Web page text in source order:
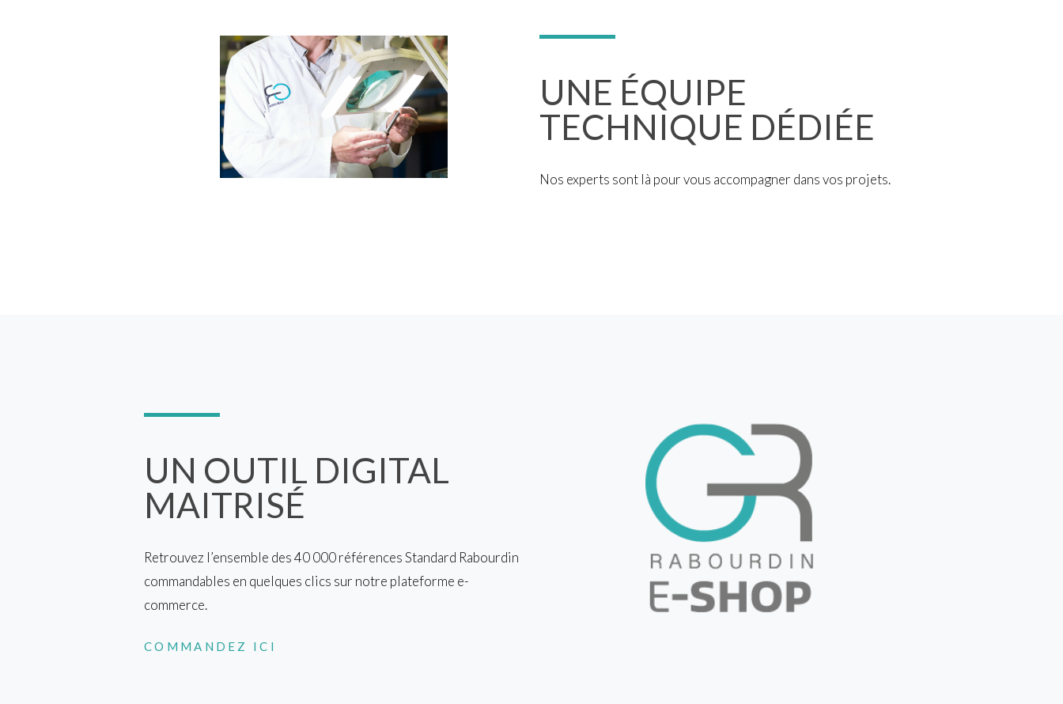
UNE ÉQUIPE
TECHNIQUE DÉDIÉE
Nos experts sont là pour vous accompagner dans vos projets.
UN OUTIL DIGITAL
MAITRISÉ
Retrouvez l’ensemble des 40 000 références Standard Rabourdin
commandables en quelques clics sur notre plateforme e-
commerce.
COMMANDEZ ICI